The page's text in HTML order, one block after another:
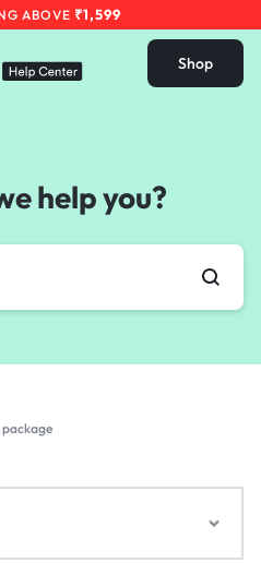
ABOVE ₹1,599
Shop
help you?
package